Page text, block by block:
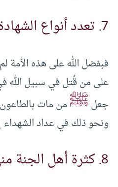
7. تعدد أنواع الشهادة
فبفضل الله على هذه الأمة
على من قُتل في سبيل الله
جعلﷺمن مات
ونحو ذلك في عداد الشهداء
8. كثرة أهل الجنة منهم